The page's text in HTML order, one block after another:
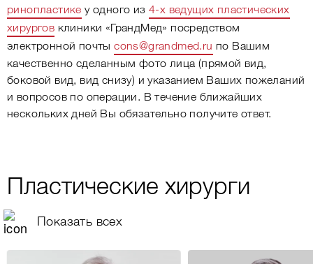
ринопластике у одного из4-х ведущих пластических
хирургов клиники «ГрандМед» посредством
электронной почтыcons@grandmed.ru по Вашим
качественно сделанным фото лица (прямой вид,
боковой вид, вид снизу) и указанием Ваших пожеланий
и вопросов по операции. В течение ближайших
нескольких дней Вы обязательно получите ответ.
Пластические хирурги
Показать всех